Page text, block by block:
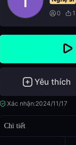
0
1
Yêu thích
Xác nhận:2024/11/17
Chi tiết